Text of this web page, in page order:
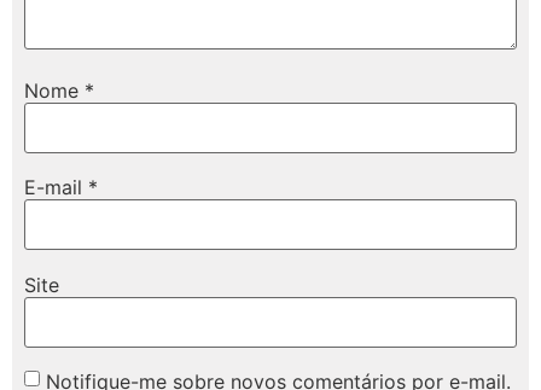
Nome *
E-mail *
Site
Notifique-me sobre novos comentários por e-mail.